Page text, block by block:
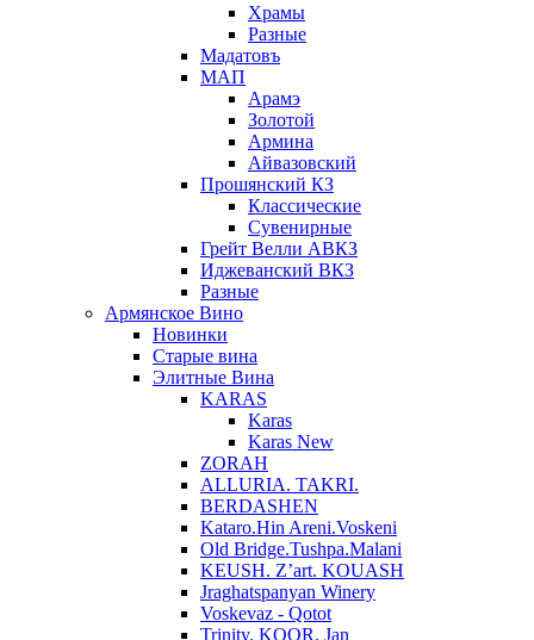
Храмы
Разные
Мадатовъ
МАП
Арамэ
Золотой
Армина
Айвазовский
Прошянский КЗ
Классические
Сувенирные
Грейт Велли АВКЗ
Иджеванский ВКЗ
Разные
Армянское Вино
Новинки
Старые вина
Элитные Вина
KARAS
Karas
Karas New
ZORAH
ALLURIA. TAKRI.
BERDASHEN
Kataro.Hin Areni.Voskeni
Old Bridge.Tushpa.Malani
KEUSH. Z’art. KOUASH
Jraghatspanyan Winery
Voskevaz - Qotot
Trinity. KOOR. Jan